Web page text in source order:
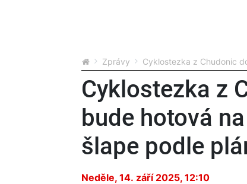
Zprávy Cyklostezka z Chudonic
Cyklostezka z
bude hotová
šlape podle
Neděle, 14. září 2025, 12:10